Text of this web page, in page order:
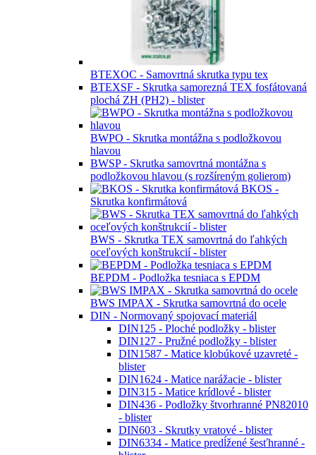
BTEXOC - Samovrtná skrutka typu tex
BTEXSF - Skrutka samorezná TEX fosfátovaná
plochá ZH (PH2) - blister
BWPO - Skrutka montážna s podložkovou
hlavou
BWSP - Skrutka samovrtná montážna s
podložkovou hlavou (s rozšíreným golierom)
BKOS -
Skrutka konfirmátová
BWS - Skrutka TEX samovrtná do ľahkých
oceľových konštrukcií - blister
BEPDM - Podložka tesniaca s EPDM
BWS IMPAX - Skrutka samovrtná do ocele
DIN - Normovaný spojovací materiál
DIN125 - Ploché podložky - blister
DIN127 - Pružné podložky - blister
DIN1587 - Matice klobúkové uzavreté -
blister
DIN1624 - Matice narážacie - blister
DIN315 - Matice krídlové - blister
DIN436 - Podložky štvorhranné PN82010
- blister
DIN603 - Skrutky vratové - blister
DIN6334 - Matice predĺžené šesťhranné -